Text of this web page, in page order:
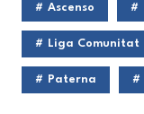
Ascenso
Liga Comunitat
Paterna